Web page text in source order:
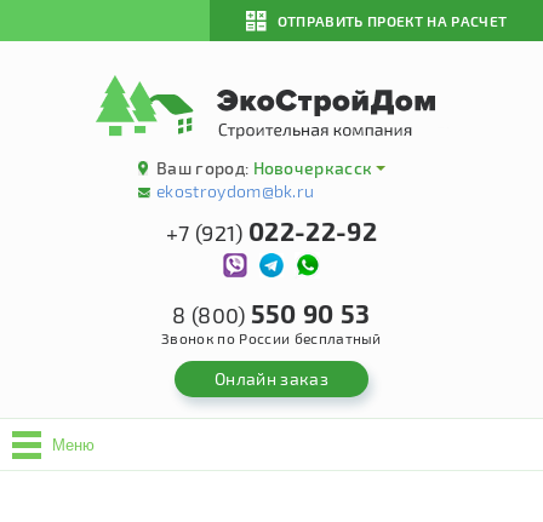
ОТПРАВИТЬ ПРОЕКТ НА РАСЧЕТ
Ваш город: Новочеркасск
ekostroydom@bk.ru
+7 (921) 022-22-92
8 (800) 550 90 53
Звонок по России бесплатный
Онлайн заказ
Меню